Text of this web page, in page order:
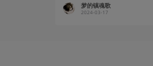
梦的镇魂歌
2024-03-17